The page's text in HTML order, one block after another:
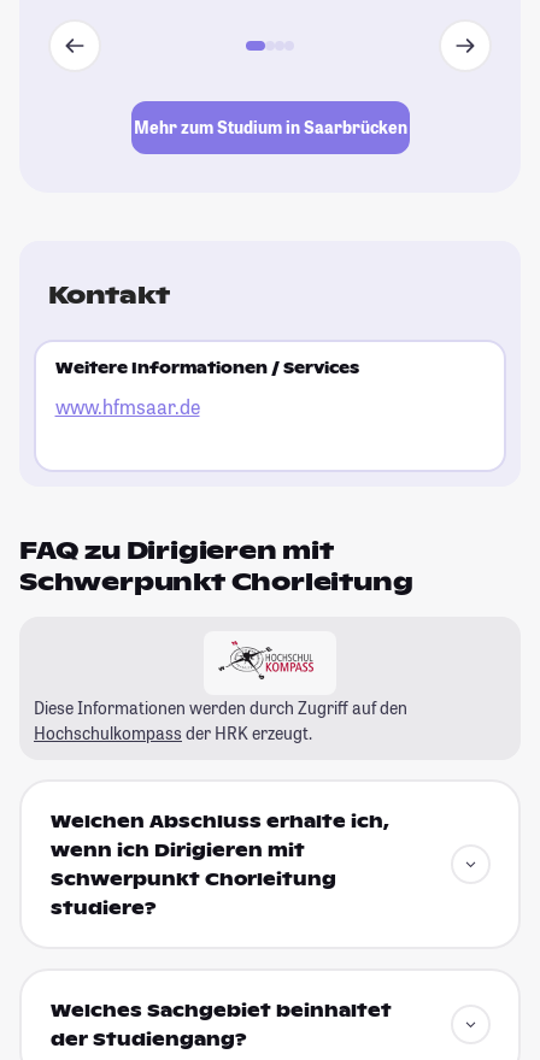
Mehr zum Studium in Saarbrücken
Kontakt
Weitere Informationen / Services
www.hfmsaar.de
FAQ zu Dirigieren mit
Schwerpunkt Chorleitung
Diese Informationen werden durch Zugriff auf den
Hochschulkompass der HRK erzeugt.
Welchen Abschluss erhalte ich,
wenn ich Dirigieren mit
Schwerpunkt Chorleitung
studiere?
Welches Sachgebiet beinhaltet
der Studiengang?